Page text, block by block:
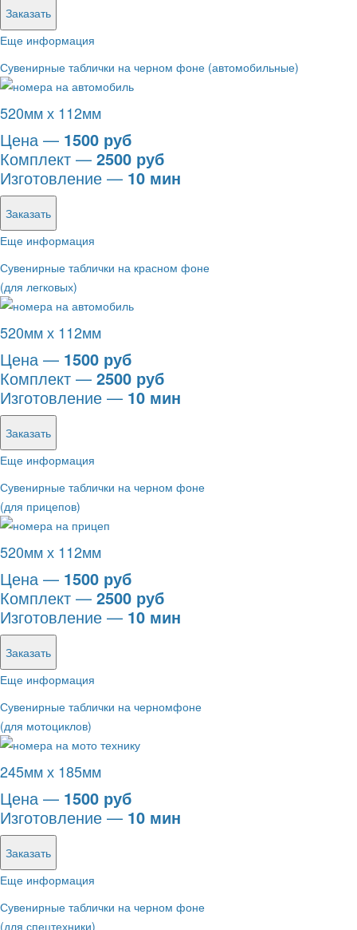
Заказать
Еще информация
Сувенирные таблички на черном фоне (автомобильные)
520мм х 112мм
Цена — 1500 руб
Комплект — 2500 руб
Изготовление — 10 мин
Заказать
Еще информация
Сувенирные таблички на красном фоне
(для легковых)
520мм х 112мм
Цена — 1500 руб
Комплект — 2500 руб
Изготовление — 10 мин
Заказать
Еще информация
Сувенирные таблички на черном фоне
(для прицепов)
520мм х 112мм
Цена — 1500 руб
Комплект — 2500 руб
Изготовление — 10 мин
Заказать
Еще информация
Сувенирные таблички на черномфоне
(для мотоциклов)
245мм х 185мм
Цена — 1500 руб
Изготовление — 10 мин
Заказать
Еще информация
Сувенирные таблички на черном фоне
(для спецтехники)